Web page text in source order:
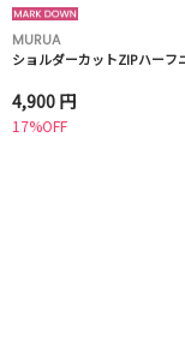
MURUA
ショルダーカットZIPハーフ
4,900 円
17%OFF